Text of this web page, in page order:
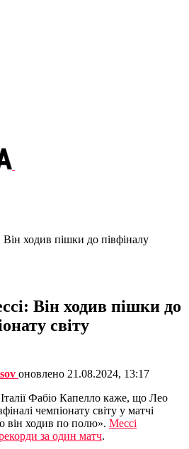
ходив пішки до півфіналу
Він ходив пішки до
світу
оновлено 21.08.2024, 13:17
Фабіо Капелло каже, що Лео
чемпіонату світу у матчі
він ходив по полю». Мессі
за один матч.